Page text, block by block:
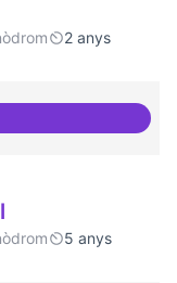
2 anys
de seguretat digital
5 anys